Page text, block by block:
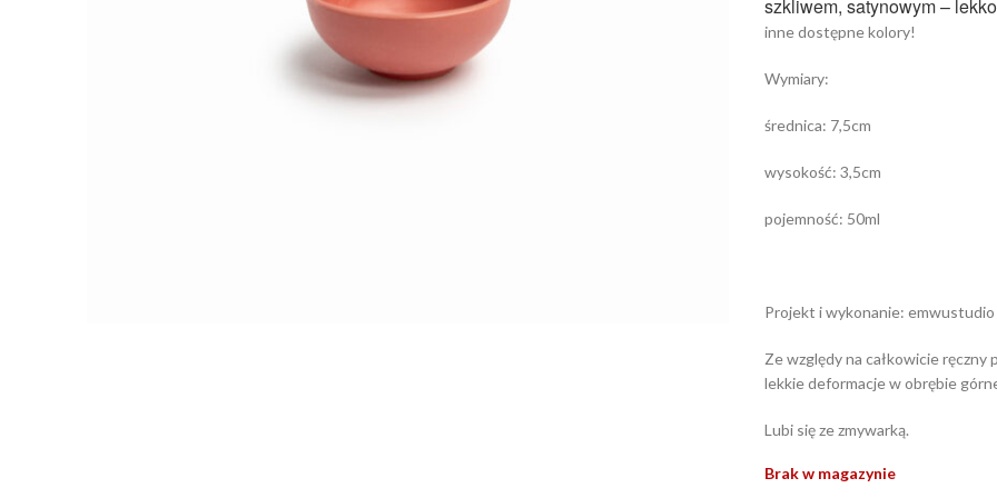
szkliwem, satynowym –
inne dostępne kolory!
Wymiary:
średnica: 7,5cm
wysokość: 3,5cm
pojemność: 50ml
Projekt i wykonanie: emwustudio
Ze względy na całkowicie
lekkie deformacje w obrębie
Lubi się ze zmywarką.
Brak w magazynie